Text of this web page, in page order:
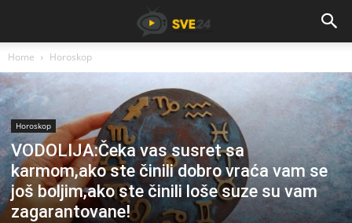
Home Horoskop
Horoskop
VODOLIJA:Čeka vas susret sa
karmom,ako ste činili dobro vraća vam se
još boljim,ako ste činili loše suze su vam
zagarantovane!